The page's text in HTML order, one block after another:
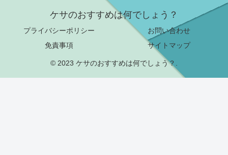
ケサのおすすめは何でしょう？
プライバシーポリシー
お問い合わせ
免責事項
サイトマップ
© 2023 ケサのおすすめは何でしょう？.